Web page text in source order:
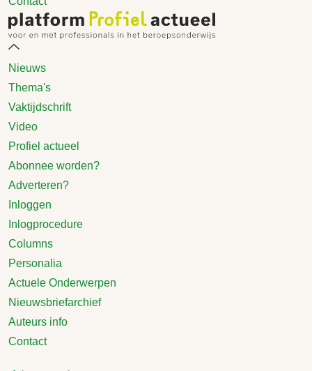
Nieuws
Thema's
Vaktijdschrift
Video
Profiel actueel
Abonnee worden?
Adverteren?
Inloggen
Inlogprocedure
Columns
Personalia
Actuele Onderwerpen
Nieuwsbriefarchief
Auteurs info
Contact